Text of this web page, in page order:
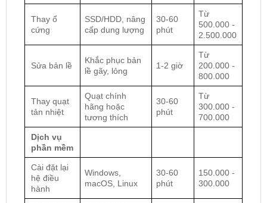
Thay ổ
cứng
SSD/HDD, nâng
cấp dung lượng
30-60
phút
Từ
500.000 -
2.500.000
Sửa bản lề
Khắc phục bản
lề gãy, lỏng
1-2 giờ
Từ
200.000 -
800.000
Thay quạt
tản nhiệt
Quạt chính
hãng hoặc
tương thích
30-60
phút
Từ
300.000 -
700.000
Dịch vụ
phần mềm
Cài đặt lại
hệ điều
hành
Windows,
macOS, Linux
30-60
phút
150.000 -
300.000